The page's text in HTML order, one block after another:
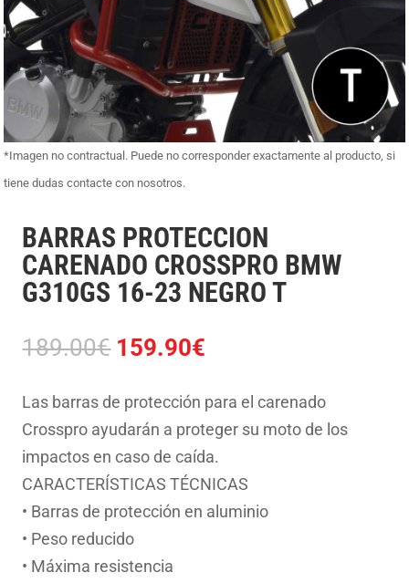
*Imagen no contractual. Puede no corresponder exactamente al producto, si
tiene dudas contacte con nosotros.
BARRAS PROTECCION
CARENADO CROSSPRO BMW
G310GS 16-23 NEGRO T
189.00€ El
original
era:
189.00€.
159.90€
actual
es:
159.90€.
Las barras de protección para el carenado
Crosspro ayudarán a proteger su moto de los
impactos en caso de caída.
CARACTERÍSTICAS TÉCNICAS
• Barras de protección en aluminio
• Peso reducido
• Máxima resistencia